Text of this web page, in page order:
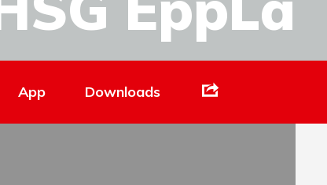
App Downloads